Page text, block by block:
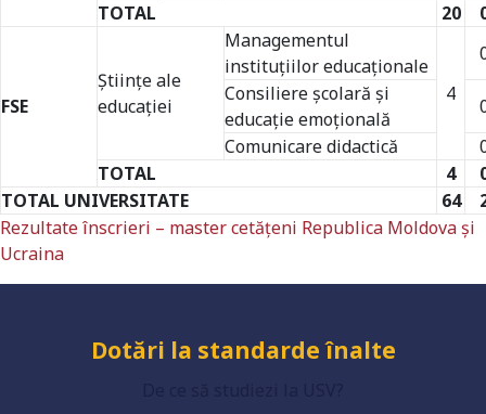
TOTAL 20
FSE
Ştiinţe ale
educaţiei
Managementul
instituţiilor educaţionale
4
Consiliere școlară și
educație emoțională
Comunicare didactică
TOTAL
4
TOTAL UNIVERSITATE
64
Rezultate înscrieri – master cetăţeni Republica Moldova şi
Ucraina
Universitate acreditată
Grad de încredere ridicat